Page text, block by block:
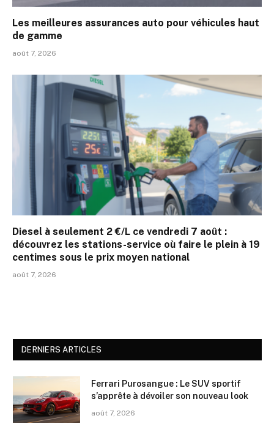
Les meilleures assurances auto pour véhicules haut
de gamme
août 7, 2026
Diesel à seulement 2 €/L ce vendredi 7 août :
découvrez les stations-service où faire le plein à 19
centimes sous le prix moyen national
août 7, 2026
DERNIERS ARTICLES
Ferrari Purosangue : Le SUV sportif
s’apprête à dévoiler son nouveau look
août 7, 2026